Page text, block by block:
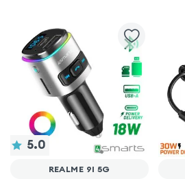
5.0
REALME 9I 5G